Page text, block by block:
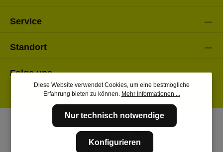
Service
Standort
Folge uns
Diese Website verwendet Cookies, um eine bestmögliche
Erfahrung bieten zu können. Mehr Informationen ...
Nur technisch notwendige
Konfigurieren